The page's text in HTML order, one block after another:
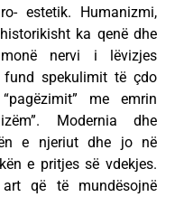
estetik. Humanizmi,
ka qenë dhe
nervi i lëvizjes
fund spekulimit të çdo
me emrin
Modernia dhe
e njeriut dhe jo në
e pritjes së vdekjes.
që të mundësojnë